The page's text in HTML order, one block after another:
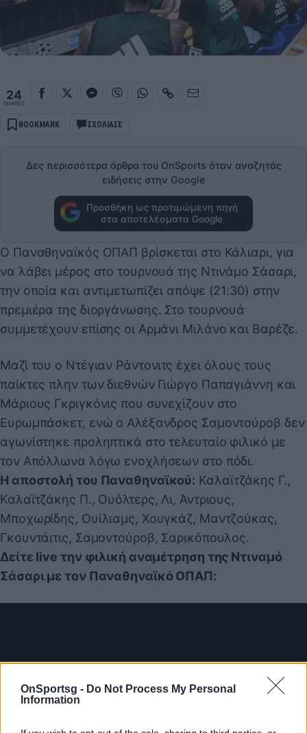
OnSportsg - Do Not Process My Personal
Information
24
SHARES
BOOKMARK ΣΧΟΛΙΑΣΕ
Δες περισσότερα άρθρα του OnSports όταν αναζητάς
ειδήσεις στην Google
Προσθήκη ως προτιμώμενη πηγή
στα αποτελέσματα Google
Ο Παναθηναϊκός ΟΠΑΠ βρίσκεται στο Κάλιαρι, για
να λάβει μέρος στο τουρνουά της Ντινάμο Σάσαρι,
την οποία και αντιμετωπίζει απόψε (21:30) στην
πρεμιέρα της διοργάνωσης. Στο τουρνουά
συμμετέχουν επίσης οι Αρμάνι Μιλάνο και Βαρέζε.
Μαζί του ο Ντέγιαν Ράντονιτς έχει όλους τους
παίκτες πλην των διεθνών Γιώργο Παπαγιάννη και
Μάριους Γκριγκόνις που συνεχίζουν στο
Ευρωμπάσκετ, ενώ ο Αλέξανδρος Σαμοντούροβ δεν
αγωνίστηκε προληπτικά στο τελευταίο φιλικό με
τον Απόλλωνα λόγω ενοχλήσεων στο πόδι.
Η αποστολή του Παναθηναϊκού: Καλαϊτζάκης Γ.,
Καλαϊτζάκης Π., Ουόλτερς, Λι, Άντριους,
Μποχωρίδης, Ουίλιαμς, Χουγκάζ, Μαντζούκας,
Γκουντάιτις, Σαμοντούροβ, Σαρικόπουλος.
Δείτε live την φιλική αναμέτρηση της Ντιναμό
Σάσαρι με τον Παναθηναϊκό ΟΠΑΠ: